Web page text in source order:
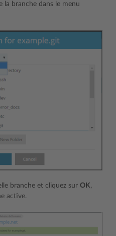
la branche dans le menu
branche et cliquez sur OK,
active.